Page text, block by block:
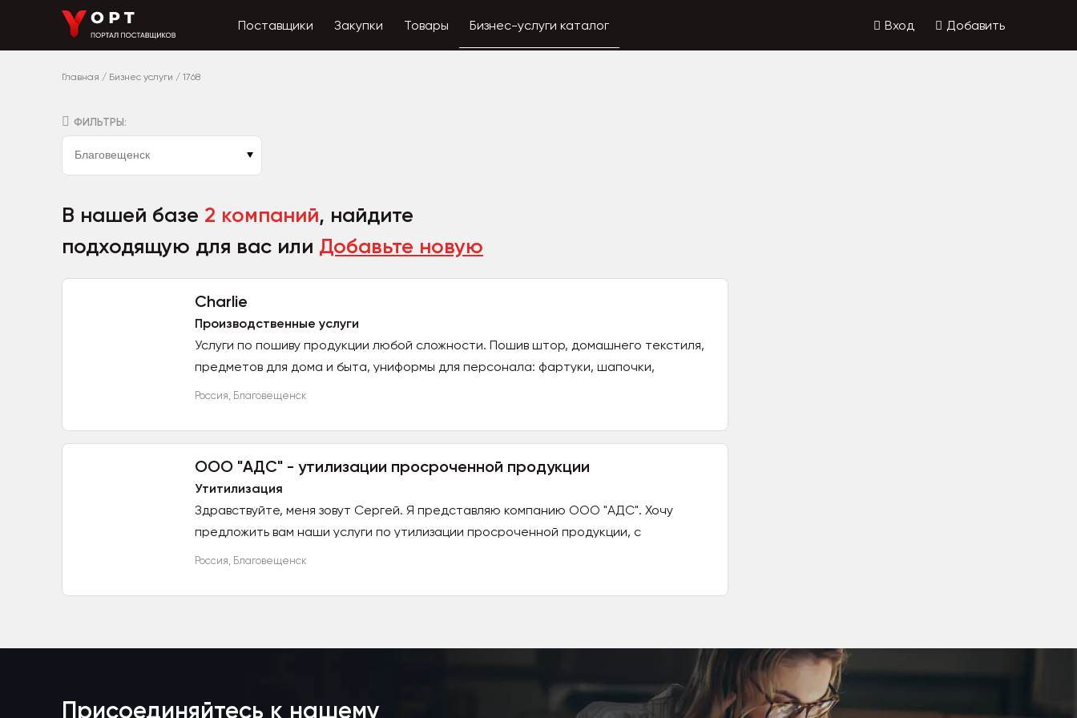
Поставщики Закупки Товары Бизнес-услуги каталог Вход Добавить
Главная / Бизнес услуги / 1768
ФИЛЬТРЫ:
В нашей базе 2 компаний, найдите
подходящую для вас или Добавьте новую
Charlie
Производственные услуги
Услуги по пошиву продукции любой сложности. Пошив штор, домашнего текстиля,
предметов для дома и быта, униформы для персонала: фартуки, шапочки,
жилеты. Все необходимое для качественного...
Россия, Благовещенск
ООО "АДС" - утилизации просроченной продукции
Утитилизация
Здравствуйте, меня зовут Сергей. Я представляю компанию ООО "АДС". Хочу
предложить вам наши услуги по утилизации просроченной продукции, с
последующим предоставлением сопутствующих документов и...
Россия, Благовещенск
Присоединяйтесь к нашему